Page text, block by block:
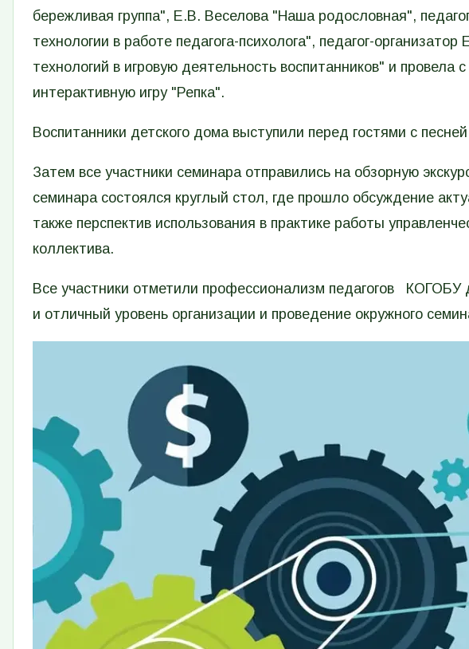
бережливая группа", Е.В. Веселова "Наша родословная",
технологии в работе педагога-психолога", педагог-
технологий в игровую деятельность воспитанников" и провела
интерактивную игру "Репка".
Воспитанники детского дома выступили перед гостями с
Затем все участники семинара отправились на обзорную
семинара состоялся круглый стол, где прошло обсуждение
также перспектив использования в практике работы
коллектива.
Все участники отметили профессионализм педагогов
и отличный уровень организации и проведение окружного